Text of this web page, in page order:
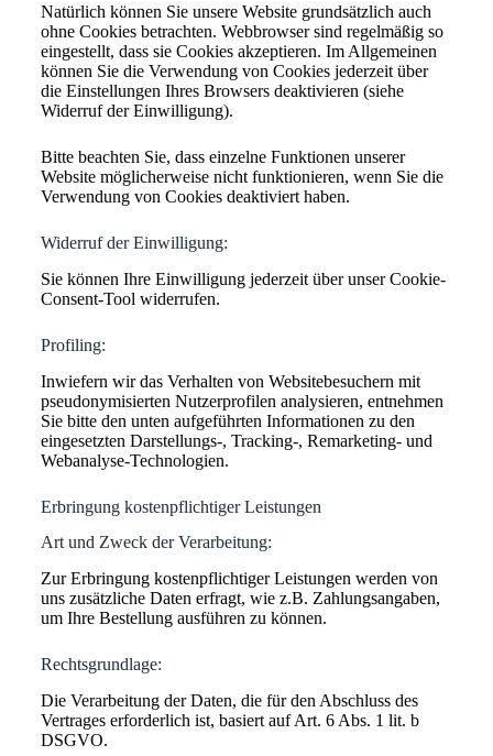
Natürlich können Sie unsere Website grundsätzlich auch
ohne Cookies betrachten. Webbrowser sind regelmäßig so
eingestellt, dass sie Cookies akzeptieren. Im Allgemeinen
können Sie die Verwendung von Cookies jederzeit über
die Einstellungen Ihres Browsers deaktivieren (siehe
Widerruf der Einwilligung).
Bitte beachten Sie, dass einzelne Funktionen unserer
Website möglicherweise nicht funktionieren, wenn Sie die
Verwendung von Cookies deaktiviert haben.
Widerruf der Einwilligung:
Sie können Ihre Einwilligung jederzeit über unser Cookie-
Consent-Tool widerrufen.
Profiling:
Inwiefern wir das Verhalten von Websitebesuchern mit
pseudonymisierten Nutzerprofilen analysieren, entnehmen
Sie bitte den unten aufgeführten Informationen zu den
eingesetzten Darstellungs-, Tracking-, Remarketing- und
Webanalyse-Technologien.
Erbringung kostenpflichtiger Leistungen
Art und Zweck der Verarbeitung:
Zur Erbringung kostenpflichtiger Leistungen werden von
uns zusätzliche Daten erfragt, wie z.B. Zahlungsangaben,
um Ihre Bestellung ausführen zu können.
Rechtsgrundlage:
Die Verarbeitung der Daten, die für den Abschluss des
Vertrages erforderlich ist, basiert auf Art. 6 Abs. 1 lit. b
DSGVO.